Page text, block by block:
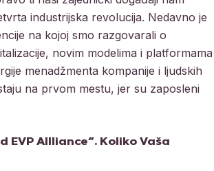
industrijska revolucija. Nedavno je
na kojoj smo razgovarali o
novim modelima i platformama
menadžmenta kompanije i ljudskih
na prvom mestu, jer su zaposleni
EVP Allliance”. Koliko Vaša